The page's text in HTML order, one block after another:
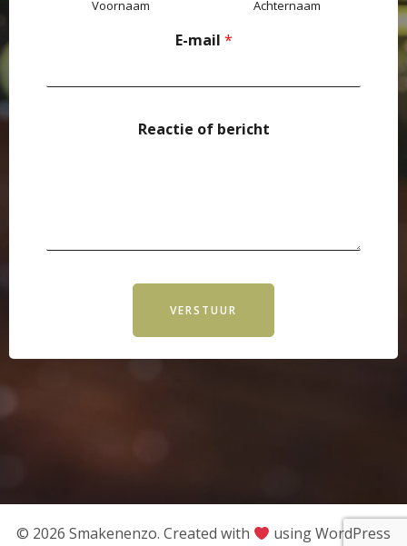
Voornaam Achternaam
E-mail *
Reactie of bericht
VERSTUUR
© 2026 Smakenenzo. Created with using WordPress